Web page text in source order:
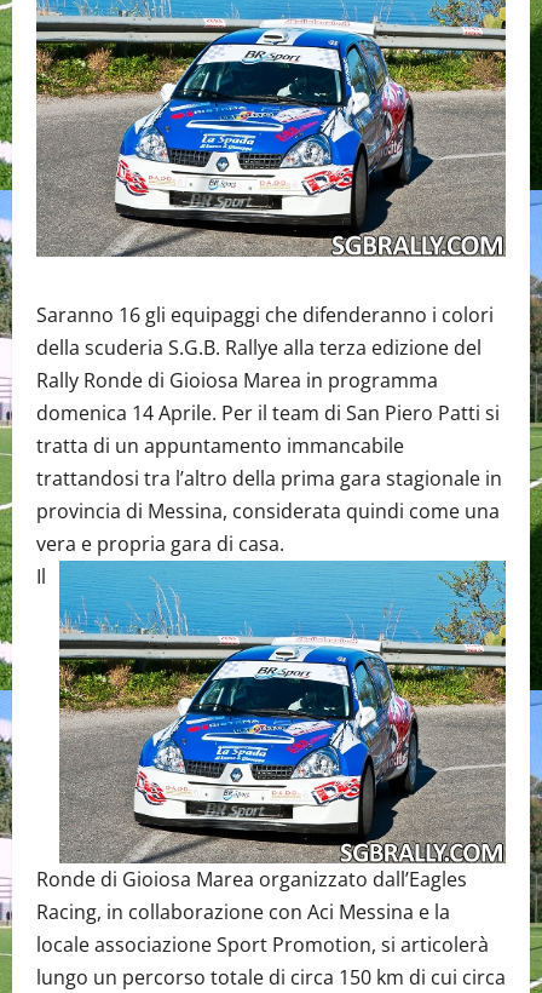
Saranno 16 gli equipaggi che difenderanno i colori
della scuderia S.G.B. Rallye alla terza edizione del
Rally Ronde di Gioiosa Marea in programma
domenica 14 Aprile. Per il team di San Piero Patti si
tratta di un appuntamento immancabile
trattandosi tra l’altro della prima gara stagionale in
provincia di Messina, considerata quindi come una
vera e propria gara di casa.
Il
Ronde di Gioiosa Marea organizzato dall’Eagles
Racing, in collaborazione con Aci Messina e la
locale associazione Sport Promotion, si articolerà
lungo un percorso totale di circa 150 km di cui circa